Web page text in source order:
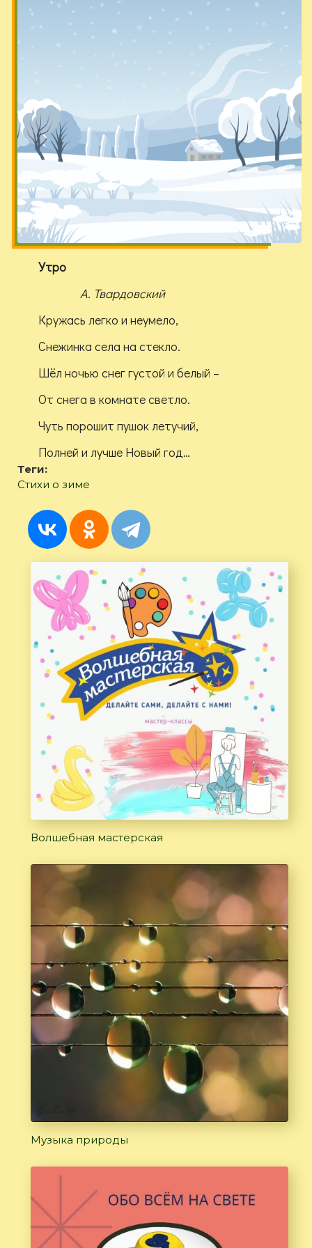
Утро
А. Твардовский
Кружась легко и неумело,
Снежинка села на стекло.
Шёл ночью снег густой и белый –
От снега в комнате светло.
Чуть порошит пушок летучий,
Полней и лучше Новый год…
Теги:
Стихи о зиме
Волшебная мастерская
Музыка природы